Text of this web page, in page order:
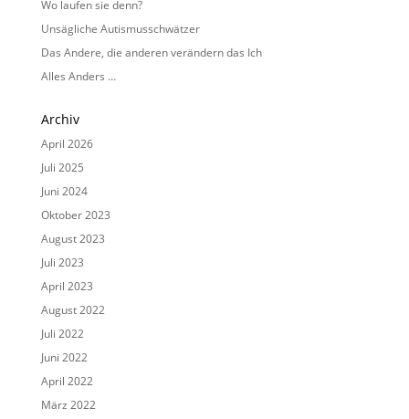
Wo laufen sie denn?
Unsägliche Autismusschwätzer
Das Andere, die anderen verändern das Ich
Alles Anders …
Archiv
April 2026
Juli 2025
Juni 2024
Oktober 2023
August 2023
Juli 2023
April 2023
August 2022
Juli 2022
Juni 2022
April 2022
März 2022